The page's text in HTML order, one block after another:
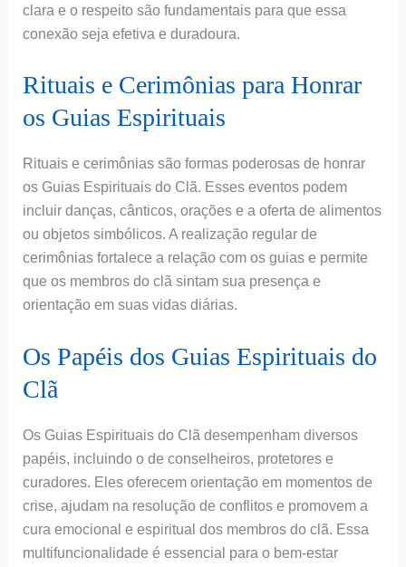
clara e o respeito são fundamentais para que essa
conexão seja efetiva e duradoura.
Rituais e Cerimônias para Honrar
os Guias Espirituais
Rituais e cerimônias são formas poderosas de honrar
os Guias Espirituais do Clã. Esses eventos podem
incluir danças, cânticos, orações e a oferta de alimentos
ou objetos simbólicos. A realização regular de
cerimônias fortalece a relação com os guias e permite
que os membros do clã sintam sua presença e
orientação em suas vidas diárias.
Os Papéis dos Guias Espirituais do
Clã
Os Guias Espirituais do Clã desempenham diversos
papéis, incluindo o de conselheiros, protetores e
curadores. Eles oferecem orientação em momentos de
crise, ajudam na resolução de conflitos e promovem a
cura emocional e espiritual dos membros do clã. Essa
multifuncionalidade é essencial para o bem-estar